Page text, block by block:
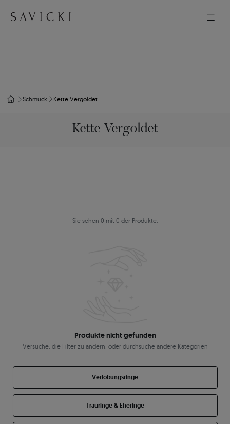
Schmuck Kette Vergoldet
Kette Vergoldet
Sie sehen 0 mit 0 der Produkte.
Produkte nicht gefunden
Versuche, die Filter zu ändern, oder durchsuche andere Kategorien
Verlobungsringe
Trauringe & Eheringe